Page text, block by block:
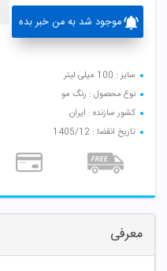
موجود شد به من خبر بده
سایز : 100 میلی لیتر
نوع محصول : رنگ مو
کشور سازنده : ایران
تاریخ انقضا : 1405/12
معرفی